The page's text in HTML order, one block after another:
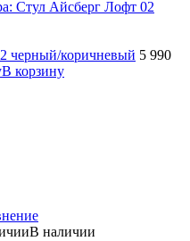
черный/коричневый 5 990
В корзину
В наличии